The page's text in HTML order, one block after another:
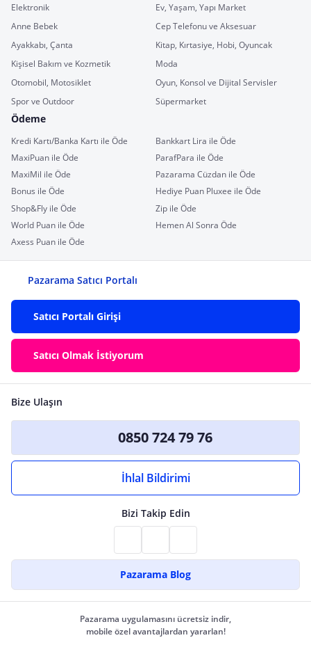
Elektronik
Ev, Yaşam, Yapı Market
Anne Bebek
Cep Telefonu ve Aksesuar
Ayakkabı, Çanta
Kitap, Kırtasiye, Hobi, Oyuncak
Kişisel Bakım ve Kozmetik
Moda
Otomobil, Motosiklet
Oyun, Konsol ve Dijital Servisler
Spor ve Outdoor
Süpermarket
Ödeme
Kredi Kartı/Banka Kartı ile Öde
Bankkart Lira ile Öde
MaxiPuan ile Öde
ParafPara ile Öde
MaxiMil ile Öde
Pazarama Cüzdan ile Öde
Bonus ile Öde
Hediye Puan Pluxee ile Öde
Shop&Fly ile Öde
Zip ile Öde
World Puan ile Öde
Hemen Al Sonra Öde
Axess Puan ile Öde
Pazarama Satıcı Portalı
Satıcı Portalı Girişi
Satıcı Olmak İstiyorum
Bize Ulaşın
0850 724 79 76
İhlal Bildirimi
Bizi Takip Edin
Pazarama Blog
Pazarama uygulamasını ücretsiz indir,
mobile özel avantajlardan yararlan!